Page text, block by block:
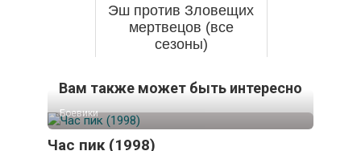
Эш против Зловещих
мертвецов (все
сезоны)
Вам также может быть интересно
Боевики
Час пик (1998)